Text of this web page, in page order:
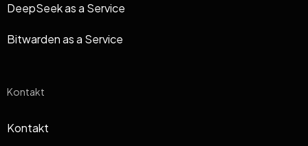
DeepSeek as a Service
Bitwarden as a Service
Kontakt
Kontakt